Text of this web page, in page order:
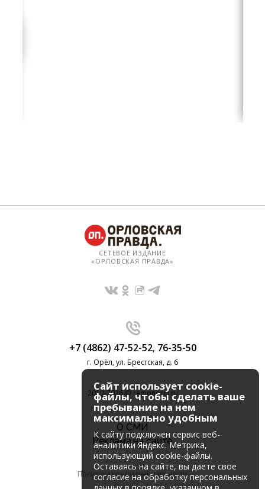
СЕТЕВОЕ ИЗДАНИЕ
«ОРЛОВСКАЯ ПРАВДА»
+7 (4862) 47-52-52, 76-35-50
г. Орёл, ул. Брестская, д. 6
2010-2026 © regionorel.ru
О СМИ
Реклама на сайте
Политика конфиденциальности
Сайт использует cookie-
файлы, чтобы сделать ваше
пребывание на нем
максимально удобным
К cайту подключен сервис веб-
аналитики Яндекс. Метрика,
использующий cookie-файлы.
Оставаясь на сайте, вы даете свое
согласие на обработку персональных